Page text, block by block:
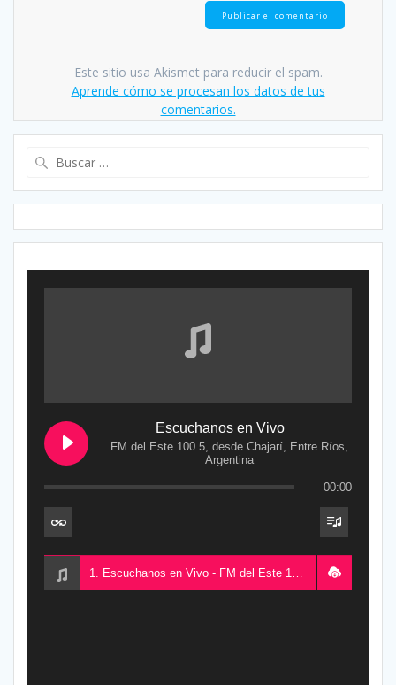
Este sitio usa Akismet para reducir el spam.
Aprende cómo se procesan los datos de tus
comentarios.
Escuchanos en Vivo
FM del Este 100.5, desde Chajarí, Entre Ríos,
Argentina
00:00